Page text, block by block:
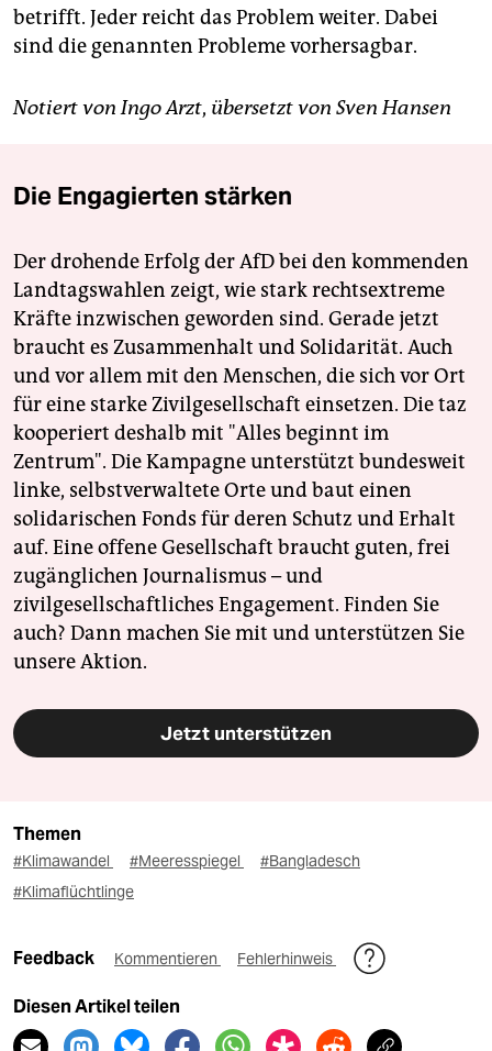
betrifft. Jeder reicht das Problem weiter. Dabei
sind die genannten Probleme vorhersagbar.
Notiert von Ingo Arzt, übersetzt von Sven Hansen
Die Engagierten stärken
Der drohende Erfolg der AfD bei den kommenden
Landtagswahlen zeigt, wie stark rechtsextreme
Kräfte inzwischen geworden sind. Gerade jetzt
braucht es Zusammenhalt und Solidarität. Auch
und vor allem mit den Menschen, die sich vor Ort
für eine starke Zivilgesellschaft einsetzen. Die taz
kooperiert deshalb mit "Alles beginnt im
Zentrum". Die Kampagne unterstützt bundesweit
linke, selbstverwaltete Orte und baut einen
solidarischen Fonds für deren Schutz und Erhalt
auf. Eine offene Gesellschaft braucht guten, frei
zugänglichen Journalismus – und
zivilgesellschaftliches Engagement. Finden Sie
auch? Dann machen Sie mit und unterstützen Sie
unsere Aktion.
Jetzt unterstützen
Themen
#Klimawandel #Meeresspiegel
#Bangladesch
#Klimaflüchtlinge
Feedback Kommentieren Fehlerhinweis
Diesen Artikel teilen